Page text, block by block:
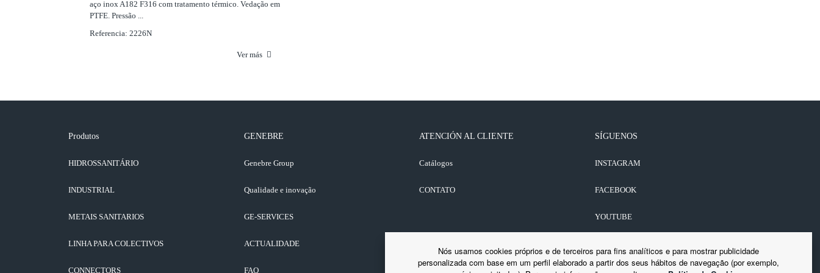
aço inox A182 F316 com tratamento térmico. Vedação em
PTFE. Pressão ...
Referencia: 2226N
Ver más
Produtos
HIDROSSANITÁRIO
INDUSTRIAL
METAIS SANITARIOS
LINHA PARA COLECTIVOS
CONNECTORS
GENEBRE
Genebre Group
Qualidade e inovação
GE-SERVICES
ACTUALIDADE
FAQ
ATENCIÓN AL CLIENTE
Catálogos
CONTATO
SÍGUENOS
INSTAGRAM
FACEBOOK
YOUTUBE
Nós usamos cookies próprios e de terceiros para fins analíticos e para mostrar publicidade
personalizada com base em um perfil elaborado a partir dos seus hábitos de navegação (por exemplo,